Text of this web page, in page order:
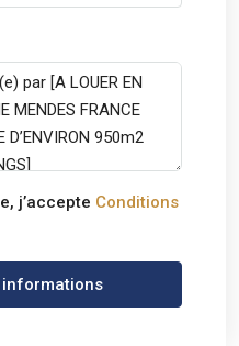
j’accepte Conditions
informations